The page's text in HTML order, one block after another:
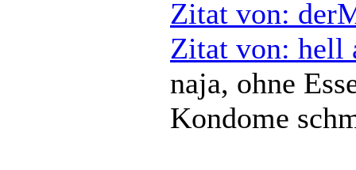
Zitat von:
Zitat von: hell
naja, ohne
Kondome